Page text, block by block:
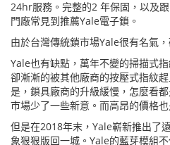
24hr服務。完整的2 年保固，以及
門廠常見到推薦Yale電子鎖。
由於台灣傳統鎖市場Yale很有名氣
Yale也有缺點，萬年不變的掃描式
卻漸漸的被其他廠商的按壓式指紋
是，鎖具廠商的升級緩慢，怎麼看
市場少了一些新意。而高昂的價格
但是在2018年末，Yale嶄新推出了
象狠狠版回一城。Yale的藍芽模組